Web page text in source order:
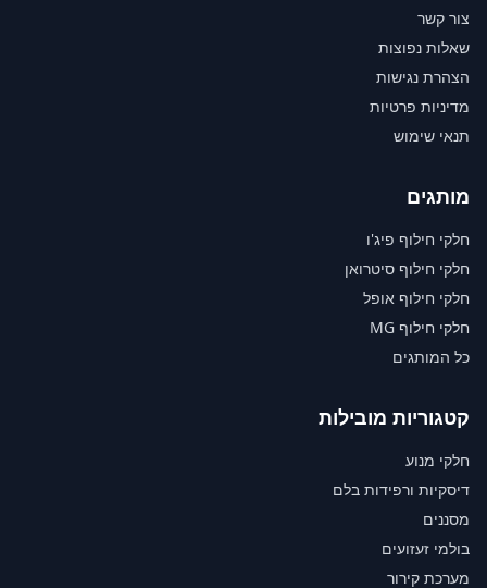
צור קשר
שאלות נפוצות
הצהרת נגישות
מדיניות פרטיות
תנאי שימוש
מותגים
חלקי חילוף פיג'ו
חלקי חילוף סיטרואן
חלקי חילוף אופל
חלקי חילוף MG
כל המותגים
קטגוריות מובילות
חלקי מנוע
דיסקיות ורפידות בלם
מסננים
בולמי זעזועים
מערכת קירור